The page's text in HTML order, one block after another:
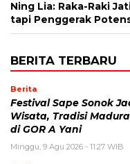
Ning Lia: Raka-Raki
tapi Penggerak
BERITA TERBARU
Berita
Festival Sape Sonok
Wisata, Tradisi
di GOR A Yani
Minggu, 9 Agu 2026 - 11:27 WIB